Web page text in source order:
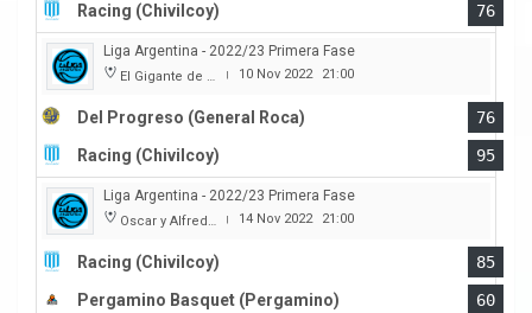
Racing (Chivilcoy)
76
Liga Argentina - 2022/23 Primera Fase
El Gigante de la calle Maipú | 10 Nov 2022 21:00
Del Progreso (General Roca)
76
Racing (Chivilcoy)
95
Liga Argentina - 2022/23 Primera Fase
Oscar y Alfredo Barca | 14 Nov 2022 21:00
Racing (Chivilcoy)
85
Pergamino Basquet (Pergamino)
60